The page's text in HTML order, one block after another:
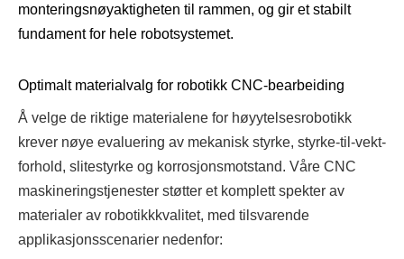
monteringsnøyaktigheten til rammen, og gir et stabilt
fundament for hele robotsystemet.
Optimalt materialvalg for robotikk CNC-bearbeiding
Å velge de riktige materialene for høyytelsesrobotikk
krever nøye evaluering av mekanisk styrke, styrke-til-vekt-
forhold, slitestyrke og korrosjonsmotstand. Våre CNC
maskineringstjenester støtter et komplett spekter av
materialer av robotikkkvalitet, med tilsvarende
applikasjonsscenarier nedenfor: